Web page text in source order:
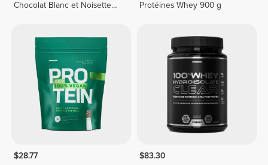
Chocolat Blanc et Noisette
Protéines Whey 900 g
$28.77
$83.30